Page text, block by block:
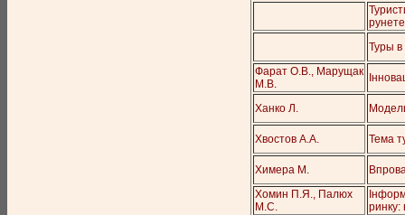
рунете
Туры в
Фарат О.В., Марущак
М.В.
Ханко Л.
Хвостов А.А. Тема
Химера М.
Хомин П.Я., Палюх
М.С.
ринку: